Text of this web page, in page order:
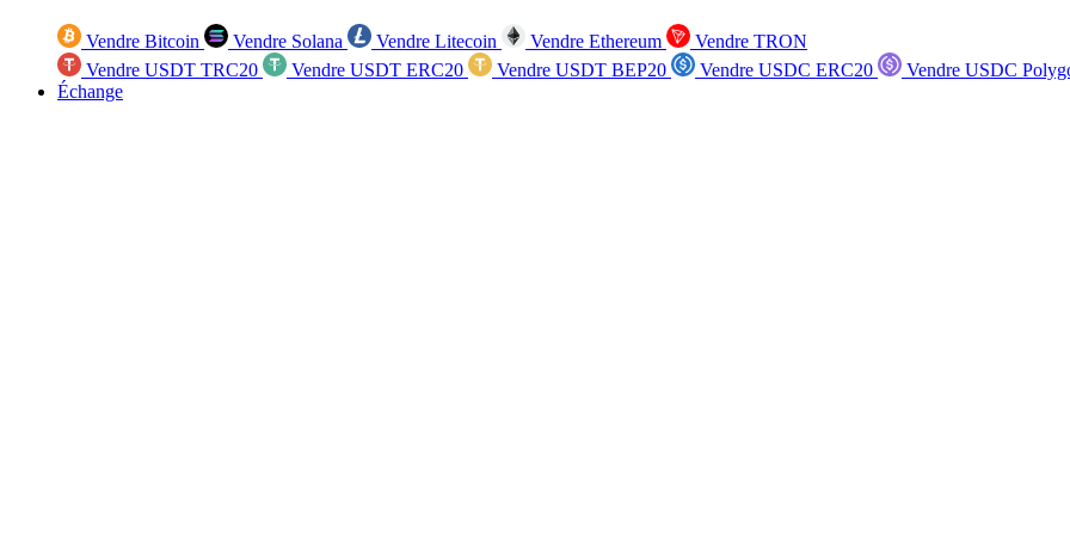
Vendre Bitcoin Vendre Solana Vendre Litecoin Vendre Ethereum
Vendre TRON
Vendre USDT TRC20
Vendre USDT ERC20 Vendre USDT BEP20 Vendre USDC ERC20
Vendre USDC
Échange